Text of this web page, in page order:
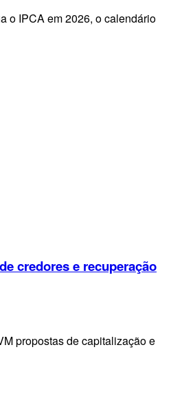
o IPCA em 2026, o calendário
credores e recuperação
propostas de capitalização e